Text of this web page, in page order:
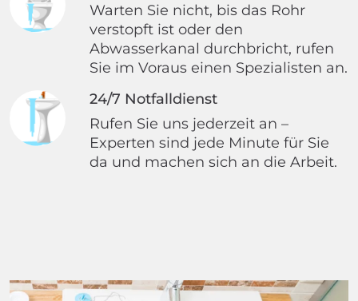
Warten Sie nicht, bis das Rohr
verstopft ist oder den
Abwasserkanal durchbricht, rufen
Sie im Voraus einen Spezialisten an.
24/7 Notfalldienst
Rufen Sie uns jederzeit an –
Experten sind jede Minute für Sie
da und machen sich an die Arbeit.